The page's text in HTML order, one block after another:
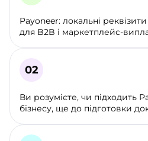
Payoneer: локальні
для B2B і маркетплейс-
Ви розумієте, чи підходить
бізнесу, ще до підготовки